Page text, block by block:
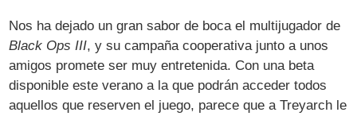
Nos ha dejado un gran sabor de boca el multijugador de
Black Ops III, y su campaña cooperativa junto a unos
amigos promete ser muy entretenida. Con una beta
disponible este verano a la que podrán acceder todos
aquellos que reserven el juego, parece que a Treyarch le